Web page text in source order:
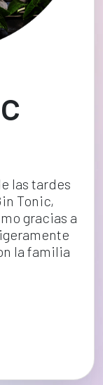
las tardes
Tonic,
gracias a
la familia